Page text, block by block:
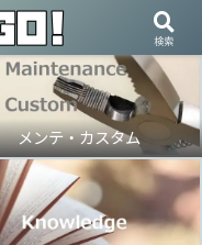
メンテ・カスタム
検索